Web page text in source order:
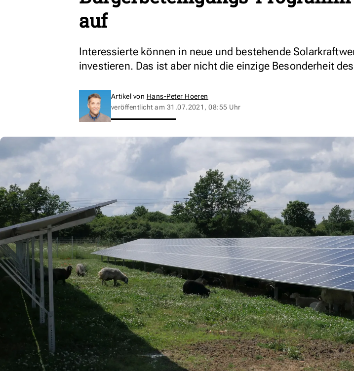
auf
Interessierte können in neue und bestehende
investieren. Das ist aber nicht die einzige Besonderheit
Artikel von Hans-Peter Hoeren
veröffentlicht am 31.07.2021, 08:55 Uhr